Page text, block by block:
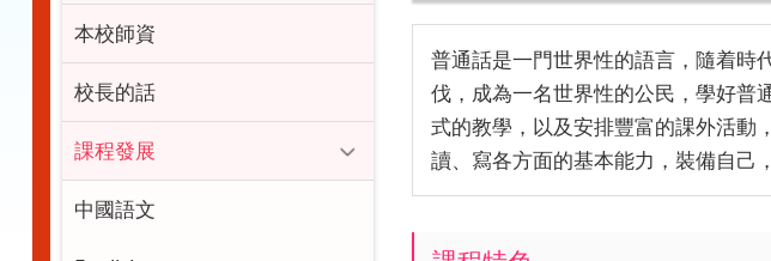
普通話是一門世界性的語言，隨着時
伐，成為一名世界性的公民，學好普
式的教學，以及安排豐富的課外活動
讀、寫各方面的基本能力，裝備自己
本校師資
校長的話
課程發展
中國語文